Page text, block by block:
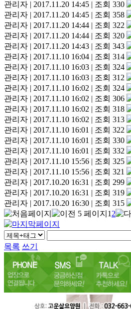
관리자 | 2017.11.20 14:45 | 조회 330
관리자 | 2017.11.20 14:45 | 조회 358
관리자 | 2017.11.20 14:44 | 조회 322
관리자 | 2017.11.20 14:44 | 조회 320
관리자 | 2017.11.20 14:43 | 조회 343
관리자 | 2017.11.10 16:04 | 조회 314
관리자 | 2017.11.10 16:03 | 조회 324
관리자 | 2017.11.10 16:03 | 조회 312
관리자 | 2017.11.10 16:02 | 조회 324
관리자 | 2017.11.10 16:02 | 조회 306
관리자 | 2017.11.10 16:02 | 조회 318
관리자 | 2017.11.10 16:02 | 조회 313
관리자 | 2017.11.10 16:01 | 조회 322
관리자 | 2017.11.10 16:01 | 조회 330
관리자 | 2017.11.10 16:01 | 조회 332
관리자 | 2017.11.10 15:56 | 조회 325
관리자 | 2017.11.10 15:56 | 조회 321
관리자 | 2017.10.20 16:31 | 조회 299
관리자 | 2017.10.20 16:31 | 조회 319
관리자 | 2017.10.20 16:30 | 조회 315
1 2
목록 쓰기